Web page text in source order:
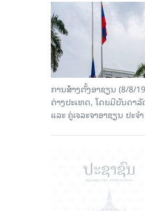
ການສ້າງຕັ້ງອາຊຽນ (8/8/
ຕ່າງປະເທດ, ໂດຍມີບັນດາ
ແລະ ຄູ່ເຈລະຈາອາຊຽນ ປ